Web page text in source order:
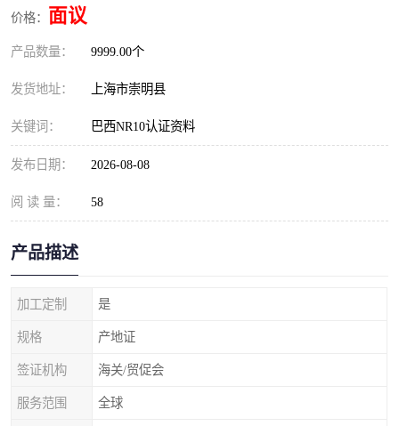
价格： 面议
产品数量： 9999.00个
发货地址： 上海市崇明县
关键词： 巴西NR10认证资料
发布日期： 2026-08-08
阅 读 量： 58
产品描述
加工定制 是
规格 产地证
签证机构 海关/贸促会
服务范围 全球